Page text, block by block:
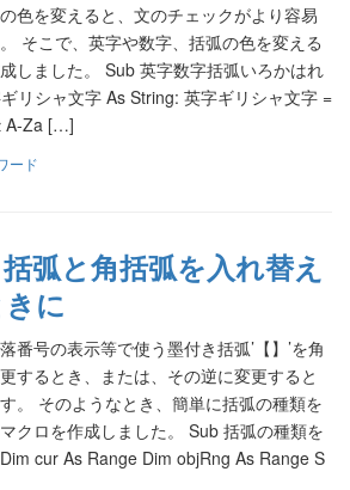
色を変えると、文のチェックがより容易
そこで、英字や数字、括弧の色を変える
しました。 Sub 英字数字括弧いろかはれ
リシャ文字 As String: 英字ギリシャ文字 =
A-Za […]
ード
弧と角括弧を入れ替え
に
番号の表示等で使う墨付き括弧’【】’を角
更するとき、または、その逆に変更すると
。 そのようなとき、簡単に括弧の種類を
クロを作成しました。 Sub 括弧の種類を
cur As Range Dim objRng As Range S